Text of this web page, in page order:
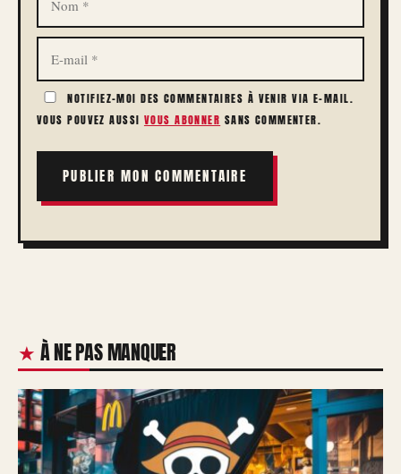
MAIL
NOTIFIEZ-MOI DES COMMENTAIRES À VENIR VIA E-MAIL.
VOUS POUVEZ AUSSI VOUS ABONNER SANS COMMENTER.
À NE PAS MANQUER